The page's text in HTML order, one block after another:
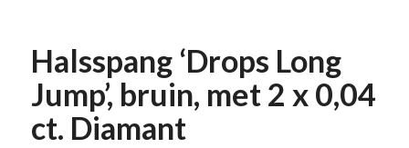
Halsspang ‘Drops Long
Jump’, bruin, met 2 x 0,04
ct. Diamant